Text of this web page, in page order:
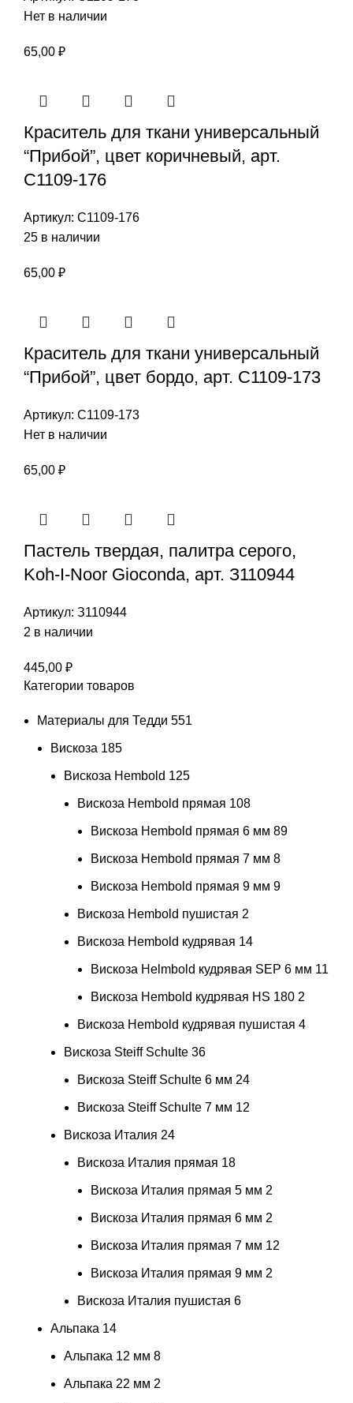
Нет в наличии
65,00 ₽
Краситель для ткани универсальный
“Прибой”, цвет коричневый, арт.
С1109-176
Артикул: С1109-176
25 в наличии
65,00 ₽
Краситель для ткани универсальный
“Прибой”, цвет бордо, арт. С1109-173
Артикул: С1109-173
Нет в наличии
65,00 ₽
Пастель твердая, палитра серого,
Koh-I-Noor Gioconda, арт. З110944
Артикул: З110944
2 в наличии
445,00 ₽
Категории товаров
Материалы для Тедди 551
Вискоза 185
Вискоза Hembold 125
Вискоза Hembold прямая 108
Вискоза Hembold прямая 6 мм 89
Вискоза Hembold прямая 7 мм 8
Вискоза Hembold прямая 9 мм 9
Вискоза Hembold пушистая 2
Вискоза Hembold кудрявая 14
Вискоза Helmbold кудрявая SEP 6 мм 11
Вискоза Hembold кудрявая HS 180 2
Вискоза Hembold кудрявая пушистая 4
Вискоза Steiff Schulte 36
Вискоза Steiff Schulte 6 мм 24
Вискоза Steiff Schulte 7 мм 12
Вискоза Италия 24
Вискоза Италия прямая 18
Вискоза Италия прямая 5 мм 2
Вискоза Италия прямая 6 мм 2
Вискоза Италия прямая 7 мм 12
Вискоза Италия прямая 9 мм 2
Вискоза Италия пушистая 6
Альпака 14
Альпака 12 мм 8
Альпака 22 мм 2